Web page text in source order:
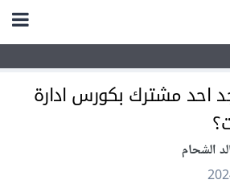
احد مشترك بكورس ادارة
الشحام